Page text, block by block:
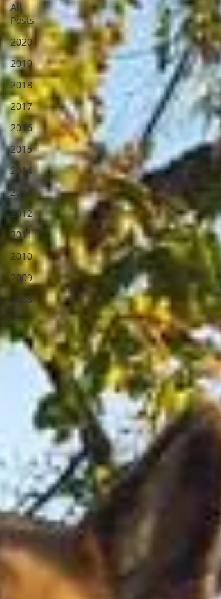
All
Posts
2020
2019
2018
2017
2016
2015
2014
2013
2012
2011
2010
2009
2008